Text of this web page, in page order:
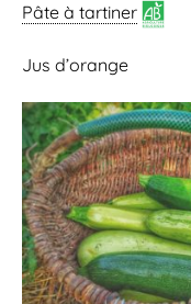
Pâte à tartiner
Jus d’orange